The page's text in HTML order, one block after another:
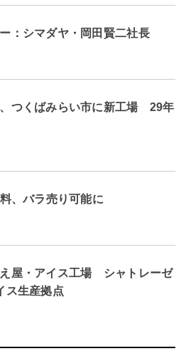
：シマダヤ・岡田賢二社長
、つくばみらい市に新工場 29年
、バラ売り可能に
屋・アイス工場 シャトレーゼ
ス生産拠点